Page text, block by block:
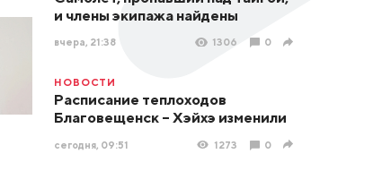
и члены экипажа найдены
вчера, 21:38 1306 0
НОВОСТИ
Расписание теплоходов
Благовещенск – Хэйхэ изменили
сегодня, 09:51 1273 0